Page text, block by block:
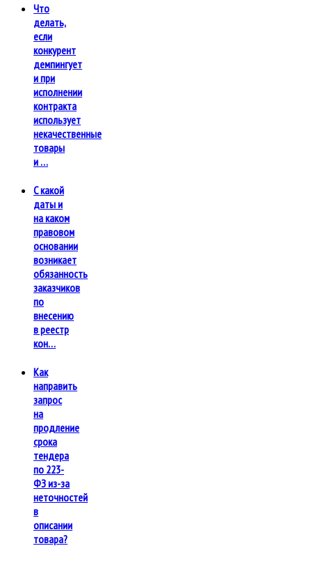
Что
делать,
если
конкурент
демпингует
и при
исполнении
контракта
использует
некачественные
товары
и …
С какой
даты и
на каком
правовом
основании
возникает
обязанность
заказчиков
по
внесению
в реестр
кон…
Как
направить
запрос
на
продление
срока
тендера
по 223-
ФЗ из-за
неточностей
в
описании
товара?